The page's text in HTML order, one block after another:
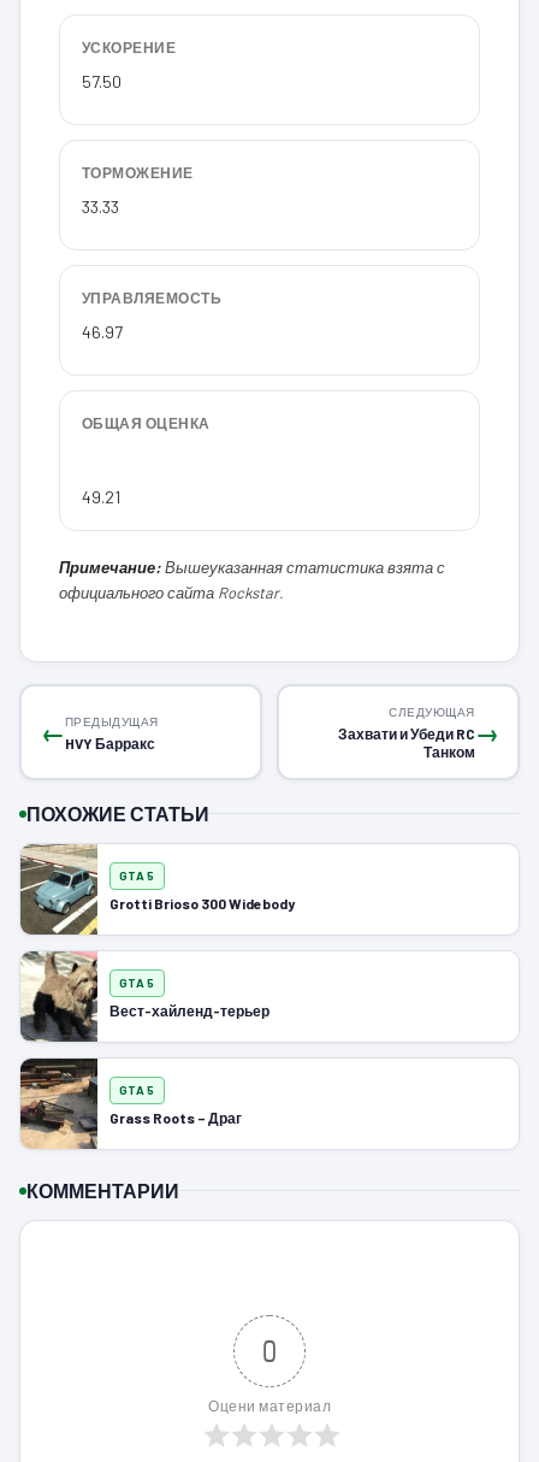
УСКОРЕНИЕ
57.50
ТОРМОЖЕНИЕ
33.33
УПРАВЛЯЕМОСТЬ
46.97
ОБЩАЯ ОЦЕНКА
49.21
Примечание:Вышеуказанная статистика взята с
официального сайта Rockstar.
←ПРЕДЫДУЩАЯ
HVY Барракс →
СЛЕДУЮЩАЯ
Захвати и Убеди RC
Танком
ПОХОЖИЕ СТАТЬИ
GTA 5
Grotti Brioso 300 Widebody
GTA 5
Вест-хайленд-терьер
GTA 5
Grass Roots – Драг
КОММЕНТАРИИ
0
Оцени материал